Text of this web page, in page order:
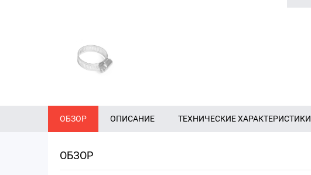
ОБЗОР ОПИСАНИЕ ТЕХНИЧЕСКИЕ ХАРАКТЕРИСТИКИ
ОБЗОР